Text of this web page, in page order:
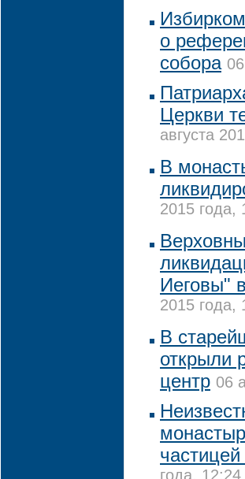
о
собора
Церкви
августа
В
2015 года,
Иеговы"
2015 года,
В
открыли
центр 06